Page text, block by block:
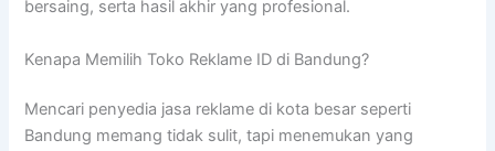
bersaing, serta hasil akhir yang profesional.
Kenapa Memilih Toko Reklame ID di Bandung?
Mencari penyedia jasa reklame di kota besar seperti
Bandung memang tidak sulit, tapi menemukan yang